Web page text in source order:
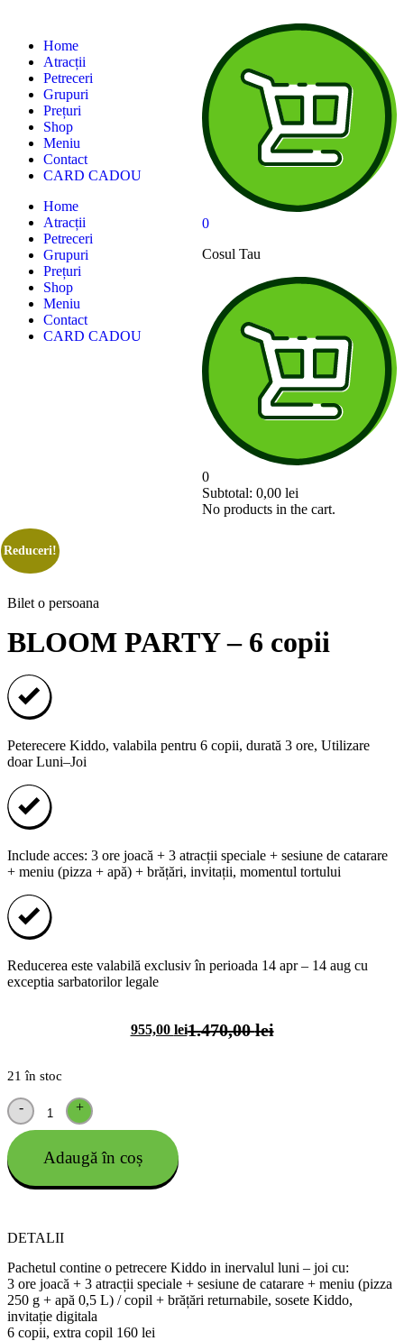
Home
Atracții
Petreceri
Grupuri
Prețuri
Shop
Meniu
Contact
CARD CADOU
Home
Atracții
Petreceri
Grupuri
Prețuri
Shop
Meniu
Contact
CARD CADOU
0
Cosul Tau
0
Subtotal: 0,00 lei
No products in the cart.
Reduceri!
Bilet o persoana
BLOOM PARTY – 6 copii
Peterecere Kiddo, valabila pentru 6 copii, durată 3 ore, Utilizare
doar Luni–Joi
Include acces: 3 ore joacă + 3 atracții speciale + sesiune de catarare
+ meniu (pizza + apă) + brățări, invitații, momentul tortului
Reducerea este valabilă exclusiv în perioada 14 apr – 14 aug cu
exceptia sarbatorilor legale
1.470,00lei
955,00 lei
21 în stoc
- +
Adaugă în coș
DETALII
Pachetul contine o petrecere Kiddo in inervalul luni – joi cu:
3 ore joacă + 3 atracții speciale + sesiune de catarare + meniu (pizza
250 g + apă 0,5 L) / copil + brățări returnabile, sosete Kiddo,
invitație digitala
6 copii, extra copil 160 lei